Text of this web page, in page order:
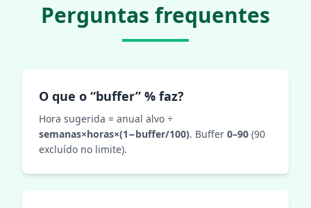
Perguntas frequentes
O que o “buffer” % faz?
Hora sugerida = anual alvo ÷
semanas×horas×(1−buffer/100). Buffer 0–90 (90
excluído no limite).